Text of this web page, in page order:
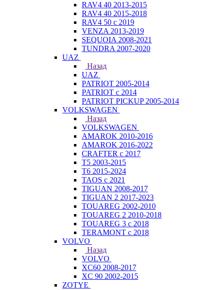
RAV4 40 2013-2015
RAV4 40 2015-2018
RAV4 50 с 2019
VENZA 2013-2019
SEQUOIA 2008-2021
TUNDRA 2007-2020
UAZ
Назад
UAZ
PATRIOT 2005-2014
PATRIOT с 2014
PATRIOT PICKUP 2005-2014
VOLKSWAGEN
Назад
VOLKSWAGEN
AMAROK 2010-2016
AMAROK 2016-2022
CRAFTER с 2017
T5 2003-2015
T6 2015-2024
TAOS с 2021
TIGUAN 2008-2017
TIGUAN 2 2017-2023
TOUAREG 2002-2010
TOUAREG 2 2010-2018
TOUAREG 3 с 2018
TERAMONT с 2018
VOLVO
Назад
VOLVO
XC60 2008-2017
XC 90 2002-2015
ZOTYE